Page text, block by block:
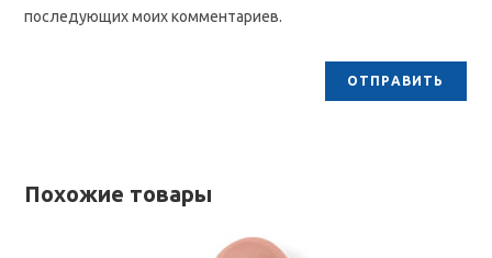
последующих моих комментариев.
Похожие товары